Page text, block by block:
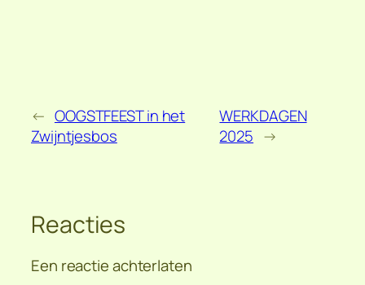
← OOGSTFEEST in het
Zwijntjesbos
WERKDAGEN
2025 →
Reacties
Een reactie achterlaten